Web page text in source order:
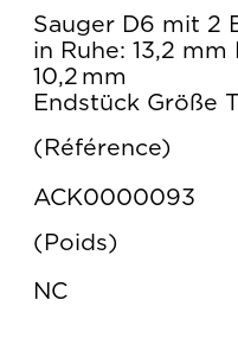
Sauger D6 mit 2
in Ruhe: 13,2
10,2 mm
Endstück Größe
Référence
ACK0000093
Poids
NC